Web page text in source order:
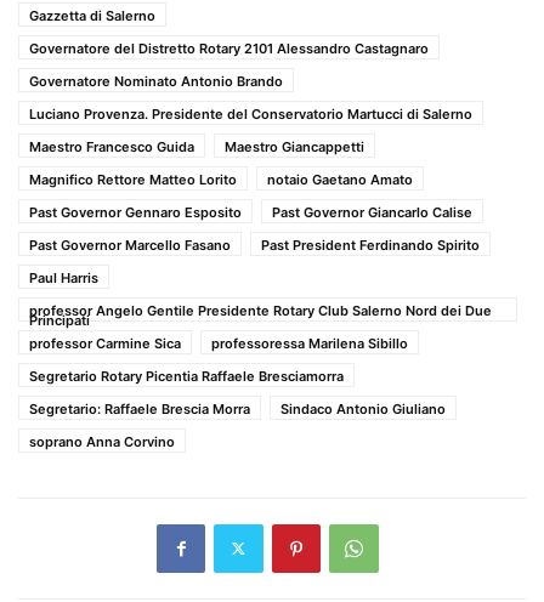
Gazzetta di Salerno
Governatore del Distretto Rotary 2101 Alessandro Castagnaro
Governatore Nominato Antonio Brando
Luciano Provenza. Presidente del Conservatorio Martucci di Salerno
Maestro Francesco Guida
Maestro Giancappetti
Magnifico Rettore Matteo Lorito
notaio Gaetano Amato
Past Governor Gennaro Esposito
Past Governor Giancarlo Calise
Past Governor Marcello Fasano
Past President Ferdinando Spirito
Paul Harris
professor Angelo Gentile Presidente Rotary Club Salerno Nord dei Due
Principati
professor Carmine Sica
professoressa Marilena Sibillo
Segretario Rotary Picentia Raffaele Bresciamorra
Segretario: Raffaele Brescia Morra
Sindaco Antonio Giuliano
soprano Anna Corvino